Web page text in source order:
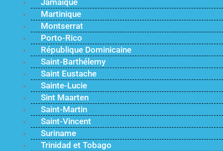
Martinique
Montserrat
Porto-Rico
République Dominicaine
Saint-Barthélemy
Saint Eustache
Sainte-Lucie
Sint Maarten
Saint-Martin
Saint-Vincent
Suriname
Trinidad et Tobago